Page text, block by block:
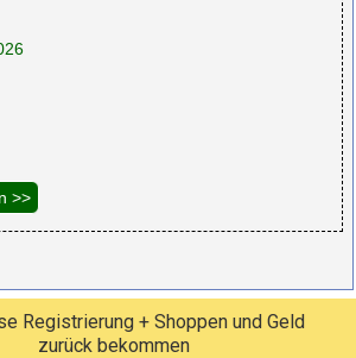
Registrierung + Shoppen und Geld
zurück bekommen